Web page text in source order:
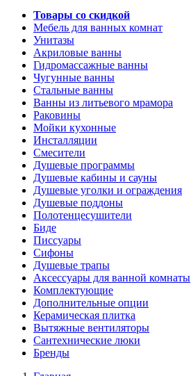
Товары со скидкой
Мебель для ванных комнат
Унитазы
Акриловые ванны
Гидромассажные ванны
Чугунные ванны
Стальные ванны
Ванны из литьевого мрамора
Раковины
Мойки кухонные
Инсталляции
Смесители
Душевые программы
Душевые кабины и сауны
Душевые уголки и ограждения
Душевые поддоны
Полотенцесушители
Биде
Писсуары
Сифоны
Душевые трапы
Аксессуары для ванной комнаты
Комплектующие
Дополнительные опции
Керамическая плитка
Вытяжные вентиляторы
Сантехнические люки
Бренды